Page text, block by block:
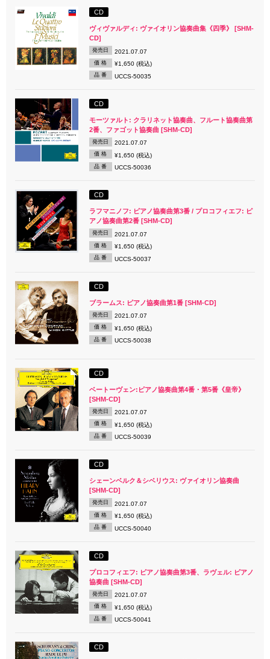
CD
ヴィヴァルディ: ヴァイオリン協奏曲集《四季》 [SHM-
CD]
発売日 2021.07.07
価 格 ¥1,650 (税込)
品 番 UCCS-50035
CD
モーツァルト: クラリネット協奏曲、フルート協奏曲第
2番、ファゴット協奏曲 [SHM-CD]
発売日 2021.07.07
価 格 ¥1,650 (税込)
品 番 UCCS-50036
CD
ラフマニノフ: ピアノ協奏曲第3番 / プロコフィエフ: ピ
アノ協奏曲第2番 [SHM-CD]
発売日 2021.07.07
価 格 ¥1,650 (税込)
品 番 UCCS-50037
CD
ブラームス: ピアノ協奏曲第1番 [SHM-CD]
発売日 2021.07.07
価 格 ¥1,650 (税込)
品 番 UCCS-50038
CD
ベートーヴェン:ピアノ協奏曲第4番・第5番《皇帝》
[SHM-CD]
発売日 2021.07.07
価 格 ¥1,650 (税込)
品 番 UCCS-50039
CD
シェーンベルク＆シベリウス: ヴァイオリン協奏曲
[SHM-CD]
発売日 2021.07.07
価 格 ¥1,650 (税込)
品 番 UCCS-50040
CD
プロコフィエフ: ピアノ協奏曲第3番、ラヴェル: ピアノ
協奏曲 [SHM-CD]
発売日 2021.07.07
価 格 ¥1,650 (税込)
品 番 UCCS-50041
CD